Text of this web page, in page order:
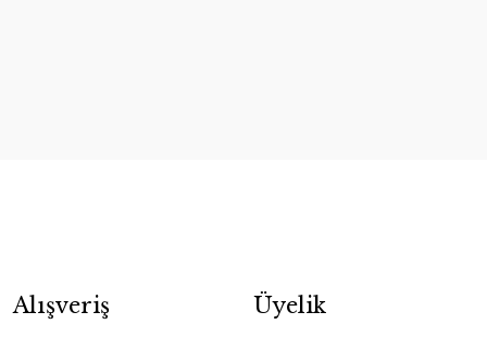
Alışveriş Üyelik